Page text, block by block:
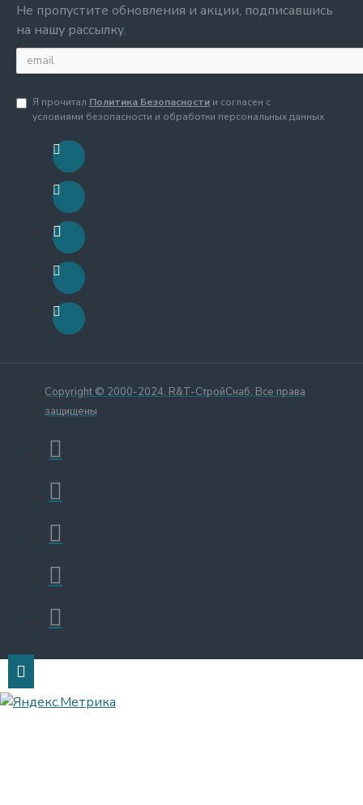
Не пропустите обновления и акции, подписавшись
на нашу рассылку.
Я прочитал Политика Безопасности и согласен с
условиями безопасности и обработки персональных данных
Copyright © 2000-2024, R&T-СтройСнаб, Все права
защищены